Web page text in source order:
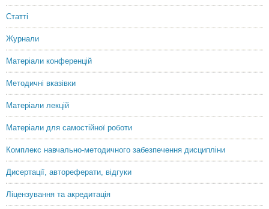
Статті
Журнали
Матеріали конференцій
Методичні вказівки
Матеріали лекцій
Матеріали для самостійної роботи
Комплекс навчально-методичного забезпечення дисципліни
Дисертації, автореферати, відгуки
Ліцензування та акредитація